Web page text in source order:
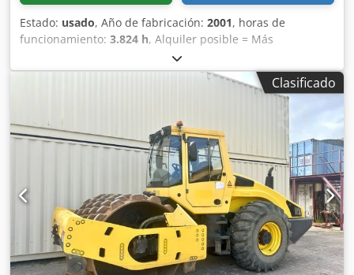
Estado: usado, Año de fabricación: 2001, horas de
funcionamiento: 3.824 h, Alquiler posible = Más
información = Cjdpfx Aszpdhzepdsrf Póngase en contacto
con Tobias Ebert para obtener más información.
Clasificado